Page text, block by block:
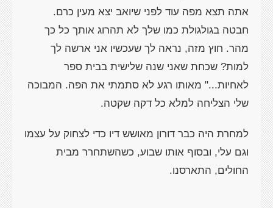
אתה תצא מפה עוד לפני שיואב יצא מעין כרם.
חבטה בגולגולת כמו שלך לא תהרוג אותך כל כך
מהר. חוץ מזה, נראה לך שעכשיו אני ארשה לך
למות? שכחת שאני שנה שלישית בבית ספר
לאחיות..." מאותו רגע לא סתמתי את הפה. המבוכה
שלי הצליחה למלא כל דקה שקטה.
למחרת היה כבר דורון מאושש דיו כדי לצחוק על עצמו
וגם עלי, ובסוף אותו שבוע, כשהשתחרר מבית
החולים, התארסנו.